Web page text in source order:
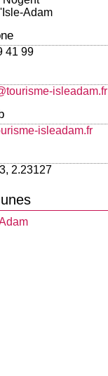
Adam
41 99
isleadam.fr
isleadam.fr
2.23127